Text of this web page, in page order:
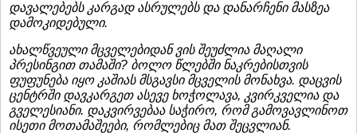
დავალებებს კარგად ასრულებს და დანარჩენი მასზეა
დამოკიდებული.
ახალწვეული მცველებიდან ვის შეუძლია მაღალი
პრესინგით თამაში? ბოლო წლებში ნაკრებისთვის
ფუფუნება იყო კაშიას მსგავსი მცველის მონახვა. დაცვის
ცენტრში დავკარგეთ ასევე ხოჭოლავა, კვირკველია და
გველესიანი. დაკვირვებაა საჭირო, რომ გამოვავლინოთ
ისეთი მოთამაშეები, რომლებიც მათ შეცვლიან.